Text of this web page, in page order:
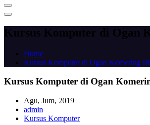
Kursus Komputer di Ogan
Home
Kursus Komputer di Ogan Komering
Kursus Komputer di Ogan
Agu, Jum, 2019
admin
Kursus Komputer